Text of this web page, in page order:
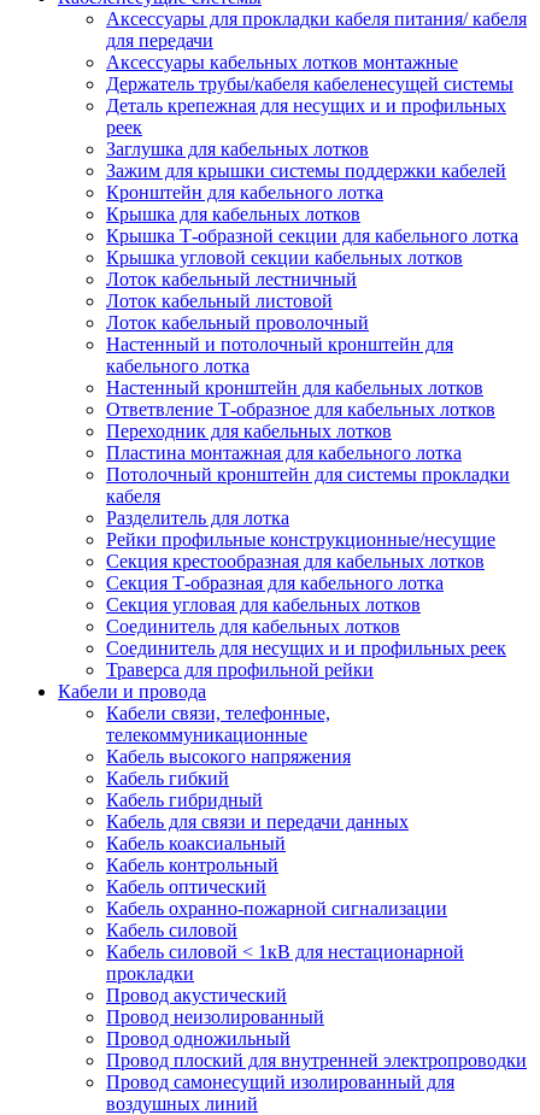
Аксессуары для прокладки кабеля питания/ кабеля
для передачи
Аксессуары кабельных лотков монтажные
Держатель трубы/кабеля кабеленесущей системы
Деталь крепежная для несущих и и профильных
реек
Заглушка для кабельных лотков
Зажим для крышки системы поддержки кабелей
Кронштейн для кабельного лотка
Крышка для кабельных лотков
Крышка Т-образной секции для кабельного лотка
Крышка угловой секции кабельных лотков
Лоток кабельный лестничный
Лоток кабельный листовой
Лоток кабельный проволочный
Настенный и потолочный кронштейн для
кабельного лотка
Настенный кронштейн для кабельных лотков
Ответвление Т-образное для кабельных лотков
Переходник для кабельных лотков
Пластина монтажная для кабельного лотка
Потолочный кронштейн для системы прокладки
кабеля
Разделитель для лотка
Рейки профильные конструкционные/несущие
Секция крестообразная для кабельных лотков
Секция Т-образная для кабельного лотка
Секция угловая для кабельных лотков
Соединитель для кабельных лотков
Соединитель для несущих и и профильных реек
Траверса для профильной рейки
Кабели и провода
Кабели связи, телефонные,
телекоммуникационные
Кабель высокого напряжения
Кабель гибкий
Кабель гибридный
Кабель для связи и передачи данных
Кабель коаксиальный
Кабель контрольный
Кабель оптический
Кабель охранно-пожарной сигнализации
Кабель силовой
Кабель силовой < 1кВ для нестационарной
прокладки
Провод акустический
Провод неизолированный
Провод одножильный
Провод плоский для внутренней электропроводки
Провод самонесущий изолированный для
воздушных линий